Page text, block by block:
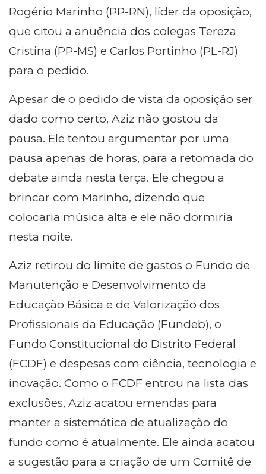
Rogério Marinho (PP-RN), líder da oposição,
que citou a anuência dos colegas Tereza
Cristina (PP-MS) e Carlos Portinho (PL-RJ)
para o pedido.
Apesar de o pedido de vista da oposição ser
dado como certo, Aziz não gostou da
pausa. Ele tentou argumentar por uma
pausa apenas de horas, para a retomada do
debate ainda nesta terça. Ele chegou a
brincar com Marinho, dizendo que
colocaria música alta e ele não dormiria
nesta noite.
Aziz retirou do limite de gastos o Fundo de
Manutenção e Desenvolvimento da
Educação Básica e de Valorização dos
Profissionais da Educação (Fundeb), o
Fundo Constitucional do Distrito Federal
(FCDF) e despesas com ciência, tecnologia e
inovação. Como o FCDF entrou na lista das
exclusões, Aziz acatou emendas para
manter a sistemática de atualização do
fundo como é atualmente. Ele ainda acatou
a sugestão para a criação de um Comitê de